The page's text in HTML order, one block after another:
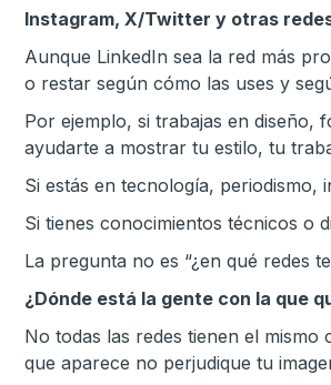
Instagram, X/Twitter y otras
Aunque LinkedIn sea la red más
o restar según cómo las uses y
Por ejemplo, si trabajas en diseño,
ayudarte a mostrar tu estilo, tu
Si estás en tecnología, periodismo,
Si tienes conocimientos técnicos o
La pregunta no es “¿en qué redes
¿Dónde está la gente con la que
No todas las redes tienen el
que aparece no perjudique tu